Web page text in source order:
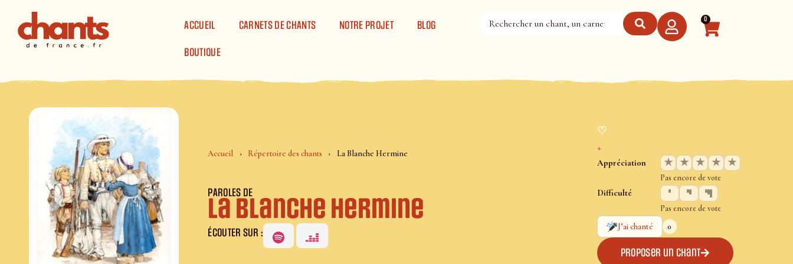
ACCUEIL
CARNETS DE CHANTS NOTRE PROJET BLOG
BOUTIQUE
0
Accueil Répertoire des chants La Blanche Hermine
PAROLES DE
La Blanche Hermine
ÉCOUTER SUR :
♡
+
Appréciation ★ ★ ★ ★ ★
Pas encore de vote
Difficulté
Pas encore de vote
J’ai chanté
0
Proposer un chant